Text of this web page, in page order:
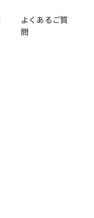
よくあるご質
問